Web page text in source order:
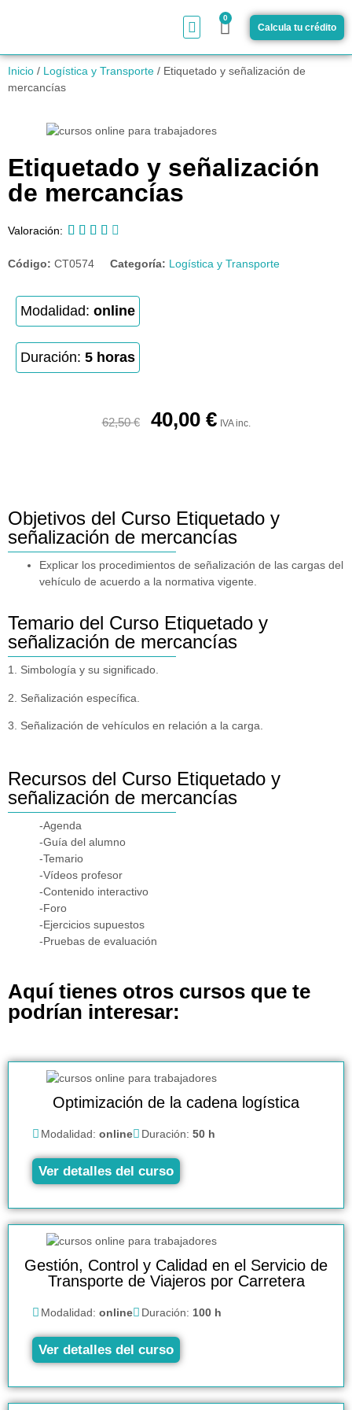
0
Calcula tu crédito
Inicio / Logística y Transporte / Etiquetado y señalización de
mercancías
Etiquetado y señalización
de mercancías
Valoración:     
Código: CT0574 Categoría: Logística y Transporte
Modalidad: online
Duración: 5 horas
62,50€ 40,00 € IVA inc.
Objetivos del Curso Etiquetado y
señalización de mercancías
Explicar los procedimientos de señalización de las cargas del
vehículo de acuerdo a la normativa vigente.
Temario del Curso Etiquetado y
señalización de mercancías
1. Simbología y su significado.
2. Señalización específica.
3. Señalización de vehículos en relación a la carga.
Recursos del Curso Etiquetado y
señalización de mercancías
-Agenda
-Guía del alumno
-Temario
-Vídeos profesor
-Contenido interactivo
-Foro
-Ejercicios supuestos
-Pruebas de evaluación
Aquí tienes otros cursos que te
podrían interesar:
Optimización de la cadena logística
Modalidad: online Duración: 50 h
Ver detalles del curso
Gestión, Control y Calidad en el Servicio de
Transporte de Viajeros por Carretera
Modalidad: online Duración: 100 h
Ver detalles del curso